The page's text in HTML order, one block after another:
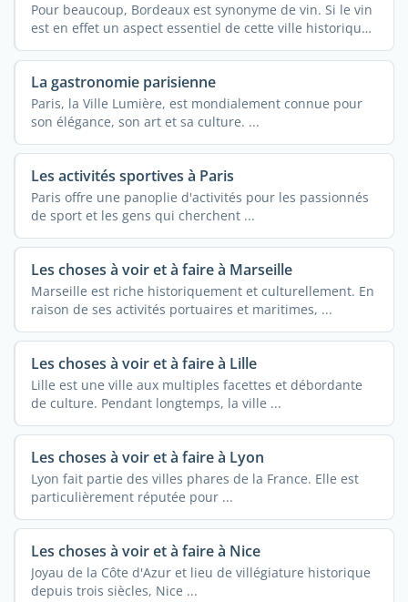
Pour beaucoup, Bordeaux est synonyme de vin. Si le vin
est en effet un aspect essentiel de cette ville historique,
...
La gastronomie parisienne
Paris, la Ville Lumière, est mondialement connue pour
son élégance, son art et sa culture. ...
Les activités sportives à Paris
Paris offre une panoplie d'activités pour les passionnés
de sport et les gens qui cherchent ...
Les choses à voir et à faire à Marseille
Marseille est riche historiquement et culturellement. En
raison de ses activités portuaires et maritimes, ...
Les choses à voir et à faire à Lille
Lille est une ville aux multiples facettes et débordante
de culture. Pendant longtemps, la ville ...
Les choses à voir et à faire à Lyon
Lyon fait partie des villes phares de la France. Elle est
particulièrement réputée pour ...
Les choses à voir et à faire à Nice
Joyau de la Côte d'Azur et lieu de villégiature historique
depuis trois siècles, Nice ...